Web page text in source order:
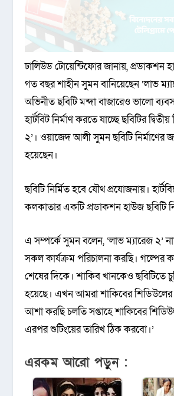
ঢালিউড টোয়েন্টিফোর জানায়, প্রডাকশন
গত বছর শাহীন সুমন বানিয়েছেন ‘লাভ
অভিনীত ছবিটি মন্দা বাজারেও ভালো
হার্টবিট নির্মাণ করতে যাচ্ছে ছবিটির
২’। ওয়াজেদ আলী সুমন ছবিটি নির্মাণের
হয়েছেন।
ছবিটি নির্মিত হবে যৌথ প্রযোজনায়।
কলকাতার একটি প্রডাকশন হাউজ ছবিটি
এ সম্পর্কে সুমন বলেন, ‘লাভ ম্যারেজ ২’
সকল কার্যক্রম পরিচালনা করছি।
শেষের দিকে। শাকিব খানকেও ছবিটিতে
হয়েছে। এখন আমরা শাকিবের
আশা করছি চলতি সপ্তাহে শাকিবের
এরপর শুটিংয়ের তারিখ ঠিক করবো।’
এরকম আরো পড়ুন :